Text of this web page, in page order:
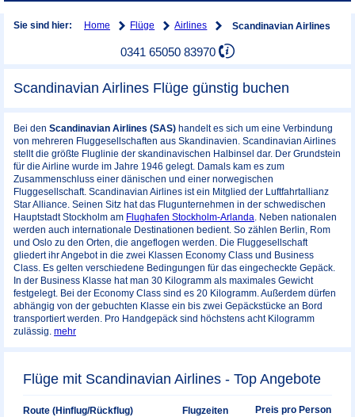
Sie sind hier: Home Flüge Airlines Scandinavian Airlines
0341 65050 83970
Scandinavian Airlines Flüge günstig buchen
Bei den Scandinavian Airlines (SAS) handelt es sich um eine Verbindung
von mehreren Fluggesellschaften aus Skandinavien. Scandinavian Airlines
stellt die größte Fluglinie der skandinavischen Halbinsel dar. Der Grundstein
für die Airline wurde im Jahre 1946 gelegt. Damals kam es zum
Zusammenschluss einer dänischen und einer norwegischen
Fluggesellschaft. Scandinavian Airlines ist ein Mitglied der Luftfahrtallianz
Star Alliance. Seinen Sitz hat das Flugunternehmen in der schwedischen
Hauptstadt Stockholm am Flughafen Stockholm-Arlanda. Neben nationalen
werden auch internationale Destinationen bedient. So zählen Berlin, Rom
und Oslo zu den Orten, die angeflogen werden. Die Fluggesellschaft
gliedert ihr Angebot in die zwei Klassen Economy Class und Business
Class. Es gelten verschiedene Bedingungen für das eingecheckte Gepäck.
In der Business Klasse hat man 30 Kilogramm als maximales Gewicht
festgelegt. Bei der Economy Class sind es 20 Kilogramm. Außerdem dürfen
abhängig von der gebuchten Klasse ein bis zwei Gepäckstücke an Bord
transportiert werden. Pro Handgepäck sind höchstens acht Kilogramm
zulässig. mehr
Flüge mit Scandinavian Airlines - Top Angebote
Route (Hinflug/Rückflug) Flugzeiten Preis pro Person